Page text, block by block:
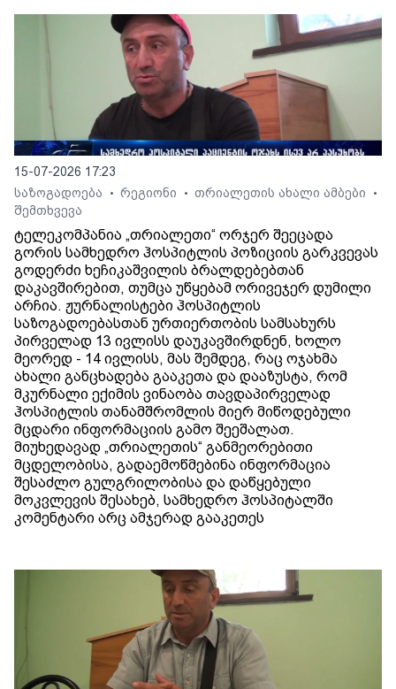
15-07-2026 17:23
საზოგადოება
• რეგიონი • თრიალეთის ახალი ამბები •
შემთხვევა
ტელეკომპანია „თრიალეთი“ ორჯერ შეეცადა
გორის სამხედრო ჰოსპიტლის პოზიციის გარკვევას
გოდერძი ხეჩიკაშვილის ბრალდებებთან
დაკავშირებით, თუმცა უწყებამ ორივეჯერ დუმილი
არჩია. ჟურნალისტები ჰოსპიტლის
საზოგადოებასთან ურთიერთობის სამსახურს
პირველად 13 ივლისს დაუკავშირდნენ, ხოლო
მეორედ - 14 ივლისს, მას შემდეგ, რაც ოჯახმა
ახალი განცხადება გააკეთა და დააზუსტა, რომ
მკურნალი ექიმის ვინაობა თავდაპირველად
ჰოსპიტლის თანამშრომლის მიერ მიწოდებული
მცდარი ინფორმაციის გამო შეეშალათ.
მიუხედავად „თრიალეთის“ განმეორებითი
მცდელობისა, გადაემოწმებინა ინფორმაცია
შესაძლო გულგრილობისა და დაწყებული
მოკვლევის შესახებ, სამხედრო ჰოსპიტალში
კომენტარი არც ამჯერად გააკეთეს